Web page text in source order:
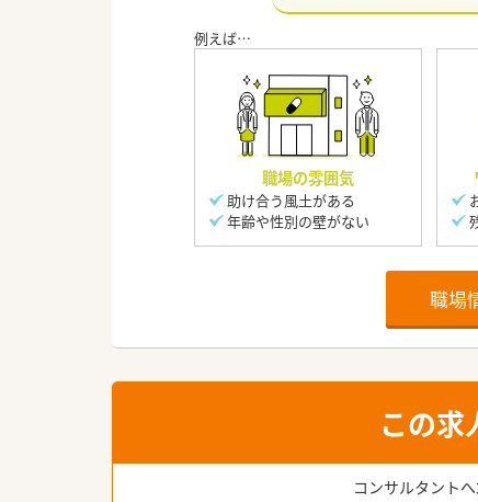
職場の雰囲気
助け合う風土がある
年齢や性別の壁がない
職場
この求
コンサルタント